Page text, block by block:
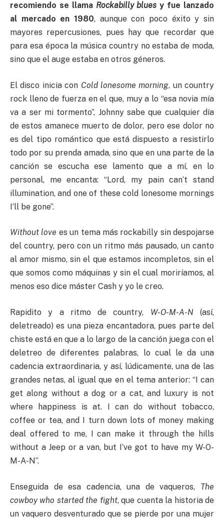
recomiendo se llama Rockabilly blues y fue lanzado
al mercado en 1980, aunque con poco éxito y sin
mayores repercusiones, pues hay que recordar que
para esa época la música country no estaba de moda,
sino que el auge estaba en otros géneros.
El disco inicia con Cold lonesome morning, un country
rock lleno de fuerza en el que, muy a lo “esa novia mía
va a ser mi tormento”, Johnny sabe que cualquier día
de estos amanece muerto de dolor, pero ese dolor no
es del tipo romántico que está dispuesto a resistirlo
todo por su prenda amada, sino que en una parte de la
canción se escucha ese lamento que a mí, en lo
personal, me encanta: “Lord, my pain can’t stand
illumination, and one of these cold lonesome mornings
I’ll be gone”.
Without love es un tema más rockabilly sin despojarse
del country, pero con un ritmo más pausado, un canto
al amor mismo, sin el que estamos incompletos, sin el
que somos como máquinas y sin el cual moriríamos, al
menos eso dice máster Cash y yo le creo.
Rapidito y a ritmo de country, W-O-M-A-N(así,
deletreado) es una pieza encantadora, pues parte del
chiste está en que a lo largo de la canción juega con el
deletreo de diferentes palabras, lo cual le da una
cadencia extraordinaria, y así, lúdicamente, una de las
grandes netas, al igual que en el tema anterior: “I can
get along without a dog or a cat, and luxury is not
where happiness is at. I can do without tobacco,
coffee or tea, and I turn down lots of money making
deal offered to me, I can make it through the hills
without a Jeep or a van, but I’ve got to have my W-O-
M-A-N”.
Enseguida de esa cadencia, una de vaqueros, The
cowboy who started the fight, que cuenta la historia de
un vaquero desventurado que se pierde por una mujer